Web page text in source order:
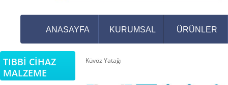
ANASAYFA KURUMSAL ÜRÜNLER
TIBBİ CİHAZ
MALZEME
Küvöz Yatağı